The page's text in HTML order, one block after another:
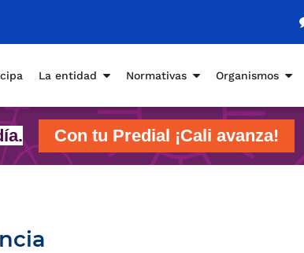
La entidad Normativas Organismos
Con tu Predial ¡Cali avanza!